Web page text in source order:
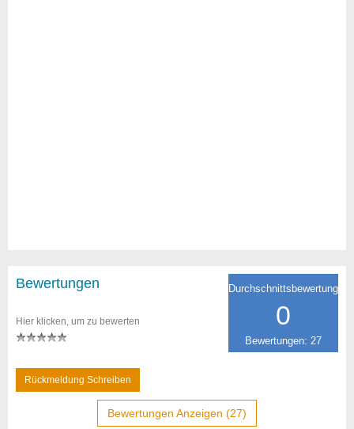
Durchschnittsbewertung
0
Bewertungen: 27
Bewertungen
Hier klicken, um zu bewerten
Rückmeldung Schreiben
Bewertungen Anzeigen (27)